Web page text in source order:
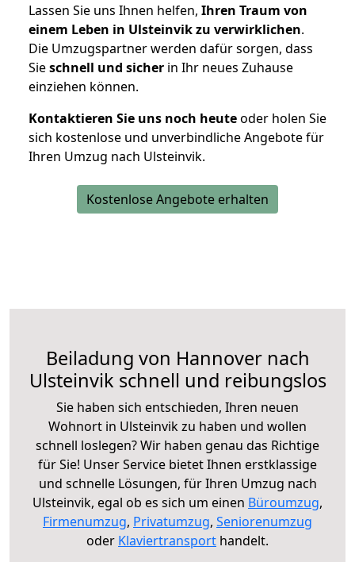
Lassen Sie uns Ihnen helfen, Ihren Traum von
einem Leben in Ulsteinvik zu verwirklichen.
Die Umzugspartner werden dafür sorgen, dass
Sieschnell und sicher in Ihr neues Zuhause
einziehen können.
Kontaktieren Sie uns noch heuteoder holen Sie
sich kostenlose und unverbindliche Angebote für
Ihren Umzug nach Ulsteinvik.
Kostenlose Angebote erhalten
Beiladung von Hannover nach
Ulsteinvik schnell und reibungslos
Sie haben sich entschieden, Ihren neuen
Wohnort in Ulsteinvik zu haben und wollen
schnell loslegen? Wir haben genau das Richtige
für Sie! Unser Service bietet Ihnen erstklassige
und schnelle Lösungen, für Ihren Umzug nach
Ulsteinvik, egal ob es sich um einen Büroumzug,
Firmenumzug, Privatumzug, Seniorenumzug
oder Klaviertransport handelt.